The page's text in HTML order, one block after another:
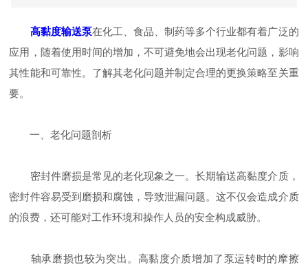
高黏度输送泵在化工、食品、制药等多个行业都有着广泛的
应用，随着使用时间的增加，不可避免地会出现老化问题，影响
其性能和可靠性。了解其老化问题并制定合理的更换策略至关重
要。
一、​​老化问题剖析​​
密封件磨损是常见的老化现象之一。长期输送高黏度介质，
密封件容易受到磨损和腐蚀，导致泄漏问题。这不仅会造成介质
的浪费，还可能对工作环境和操作人员的安全构成威胁。
轴承磨损也较为突出。高黏度介质增加了泵运转时的摩擦